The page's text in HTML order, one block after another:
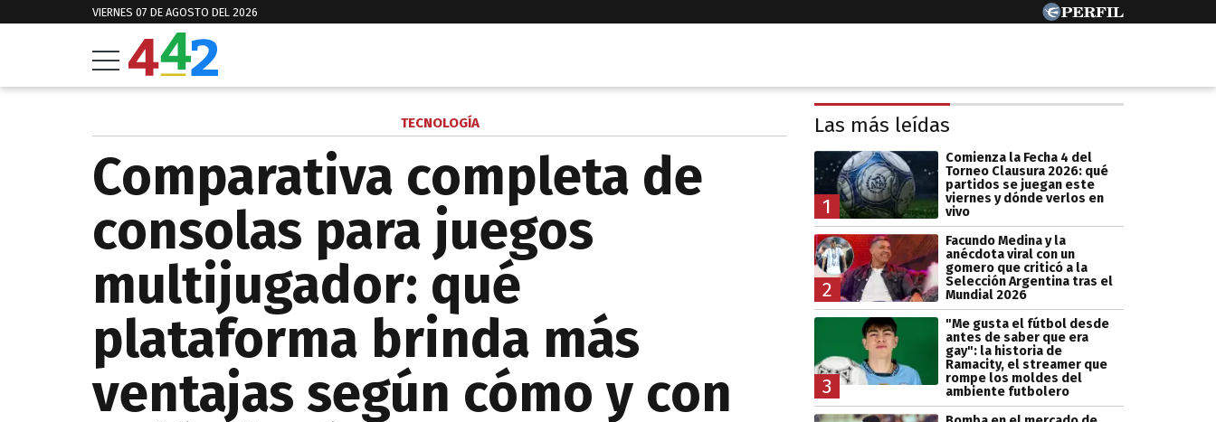
VIERNES 07 DE AGOSTO DEL 2026
TECNOLOGÍA
Comparativa completa de
consolas para juegos
multijugador: qué
plataforma brinda más
ventajas según cómo y con
Las más leídas
1
Comienza la Fecha 4 del
Torneo Clausura 2026: qué
partidos se juegan este
viernes y dónde verlos en
vivo
2
Facundo Medina y la
anécdota viral con un
gomero que criticó a la
Selección Argentina tras el
Mundial 2026
3
"Me gusta el fútbol desde
antes de saber que era
gay": la historia de
Ramacity, el streamer que
rompe los moldes del
ambiente futbolero